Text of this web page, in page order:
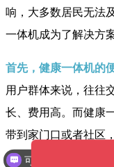
响，大多数居民无法
一体机成为了解决方
首先，健康一体机的
用户群体来说，往往
长、费用高。而健康
带到家门口或者社区